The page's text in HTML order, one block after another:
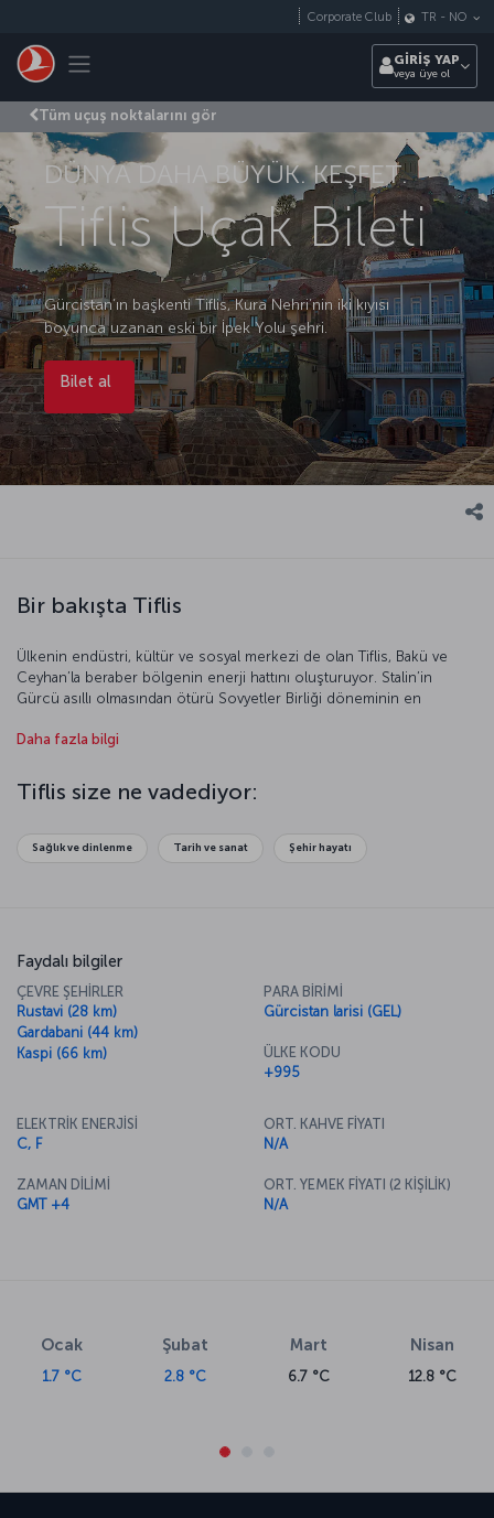
Toggle navigation
Corporate Club TR - NO
GİRİŞ YAP
veya üye ol
Tüm uçuş noktalarını gör
DÜNYA DAHA BÜYÜK. KEŞFET.
Tiflis Uçak Bileti
Gürcistan’ın başkenti Tiflis, Kura Nehri’nin iki kıyısı
boyunca uzanan eski bir İpek Yolu şehri.
Bilet al
Bir bakışta Tiflis
Ülkenin endüstri, kültür ve sosyal merkezi de olan Tiflis, Bakü ve
Ceyhan’la beraber bölgenin enerji hattını oluşturuyor. Stalin’in
Gürcü asıllı olmasından ötürü Sovyetler Birliği döneminin en
yaşanan şiddetli iç savaşla epey yara almış. Günümüzde yüzden fazla
şehri keşfederek görebilirsiniz. Dolambaçlı sokakları, ahşap oymalı
evleri, hareketli restoran ve kafeleri, ihtişamlı kiliseleri ve şehrin yanı
görülmesi gereken şehirler arasında yer alıyor.
Daha fazla bilgi
Tiflis size ne vadediyor:
Sağlık ve dinlenme Tarih ve sanat Şehir hayatı
Faydalı bilgiler
ÇEVRE ŞEHİRLER
Rustavi (28 km)
Gardabani (44 km)
Kaspi (66 km)
PARA BİRİMİ
Gürcistan larisi (GEL)
ÜLKE KODU
+995
ELEKTRİK ENERJİSİ
C, F
ZAMAN DİLİMİ
GMT +4
ORT. KAHVE FİYATI
N/A
ORT. YEMEK FİYATI (2 KİŞİLİK)
N/A
Ocak
1.7 °C
Şubat
2.8 °C
Mart
6.7 °C
Nisan
12.8 °C